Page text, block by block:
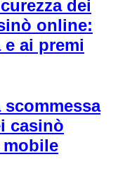
dei
online:
ai premi
casinò